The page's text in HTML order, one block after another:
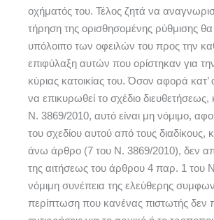
οχήματός του. Τέλος ζητά να
τήρηση της ορισθησομένης ρύθμισης
υπόλοιπο των οφειλών του προς την
επιφύλαξη αυτών που ορίστηκαν για
κύριας κατοικίας του. Όσον αφορά κατ’
να επικυρωθεί το σχέδιο διευθετήσεως,
Ν. 3869/2010, αυτό είναι μη νόμιμο,
του σχεδίου αυτού από τους διαδίκους,
άνω άρθρο (7 του Ν. 3869/2010), δεν
της αιτήσεως του άρθρου 4 παρ. 1 του
νόμιμη συνέπεια της ελεύθερης
περίπτωση που κανένας πιστωτής δεν